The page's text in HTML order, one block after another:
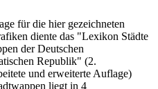
für die hier gezeichneten
diente das "Lexikon Städte
der Deutschen
Republik" (2.
und erweiterte Auflage)
liegt in 4